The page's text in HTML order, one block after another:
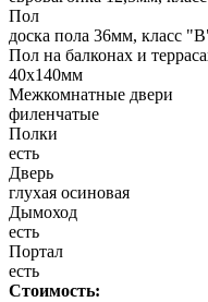
Пол
доска пола 36мм, класс
Пол на балконах и
40x140мм
Межкомнатные двери
филенчатые
Полки
есть
Дверь
глухая осиновая
Дымоход
есть
Портал
есть
Стоимость: